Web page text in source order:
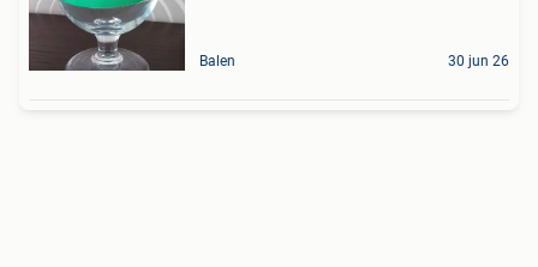
Balen 30 jun 26